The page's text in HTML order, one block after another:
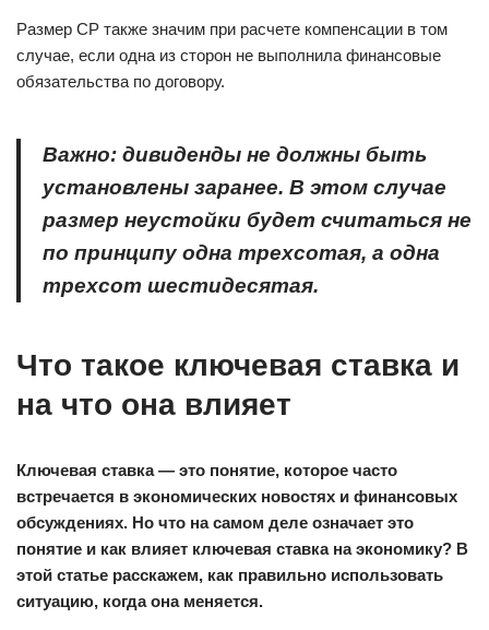
Размер СР также значим при расчете компенсации в том
случае, если одна из сторон не выполнила финансовые
обязательства по договору.
Важно: дивиденды не должны быть
установлены заранее. В этом случае
размер неустойки будет считаться не
по принципу одна трехсотая, а одна
трехсот шестидесятая.
Что такое ключевая ставка и
на что она влияет
Ключевая ставка — это понятие, которое часто
встречается в экономических новостях и финансовых
обсуждениях. Но что на самом деле означает это
понятие и как влияет ключевая ставка на экономику? В
этой статье расскажем, как правильно использовать
ситуацию, когда она меняется.